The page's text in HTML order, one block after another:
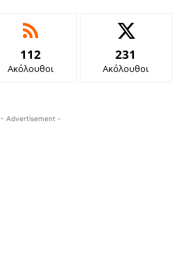
112
Ακόλουθοι
231
Ακόλουθοι
- Advertisement -